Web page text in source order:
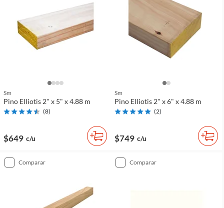
Sm
Pino Elliotis 2" x 5" x 4.88 m
(8)
$649 c/u
Sm
Pino Elliotis 2" x 6" x 4.88 m
(2)
$749 c/u
comparar comparar